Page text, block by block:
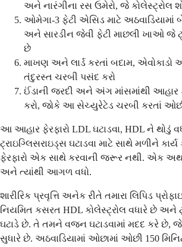
અને નારંગીના રસ ઉમેરો, જે કોલેસ્ટ્રોલ
ઓમેગા-3 ફેટી એસિડ માટે અઠવાડિયામાં
અને સારડીન જેવી ફેટી માછલી ખાઓ જે
છે
માખણ અને લાર્ડ કરતાં બદામ,
તંદુરસ્ત ચરબી પસંદ કરો
ઈંડાની જરદી અને અંગ માંસમાંથી આહાર
કરો, જોકે આ સેચ્યુરેટેડ ચરબી કરતાં
આ આહાર ફેરફારો LDL ઘટાડવા, HDL ને થોડું
ટ્રાઇગ્લિસરાઇડ્સ ઘટાડવા માટે સાથે મળીને
ફેરફારો એક સાથે કરવાની જરૂર નથી. એક
અને ત્યાંથી આગળ વધો.
શારીરિક પ્રવૃત્તિ અનેક રીતે તમારા લિપિડ
નિયમિત કસરત HDL કોલેસ્ટ્રોલ વધારે છે અને
ઘટાડે છે. તે તમને વજન ઘટાડવામાં મદદ કરે છે,
સુધારે છે. અઠવાડિયામાં ઓછામાં ઓછી 150